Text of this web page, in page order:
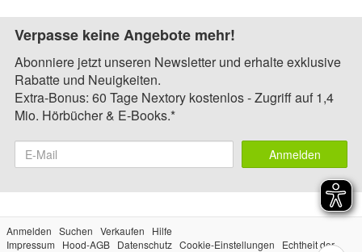
Verpasse keine Angebote mehr!
Abonniere jetzt unseren Newsletter und erhalte exklusive
Rabatte und Neuigkeiten.
Extra-Bonus: 60 Tage Nextory kostenlos - Zugriff auf 1,4
Mio. Hörbücher & E-Books.*
Anmelden
Anmelden Suchen Verkaufen
Hilfe
Impressum
Hood-AGB Datenschutz Cookie-Einstellungen
Echtheit der